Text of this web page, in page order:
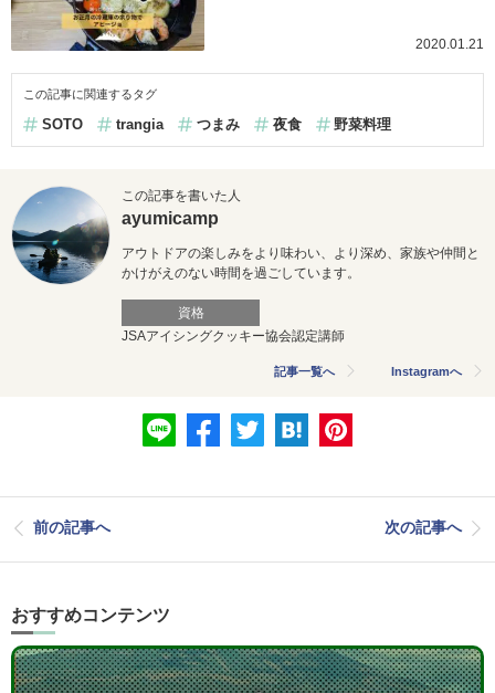
2020.01.21
この記事に関連するタグ
SOTO trangia つまみ 夜食 野菜料理
この記事を書いた人
ayumicamp
アウトドアの楽しみをより味わい、より深め、家族や仲間と
かけがえのない時間を過ごしています。
資格
JSAアイシングクッキー協会認定講師
記事一覧へ Instagramへ
前の記事へ 次の記事へ
おすすめコンテンツ